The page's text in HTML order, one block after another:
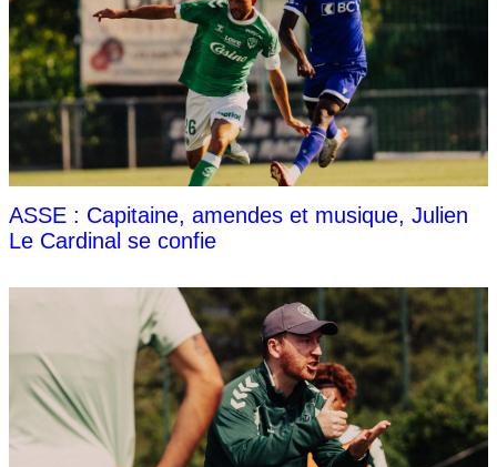
ASSE : Capitaine, amendes et musique, Julien
Le Cardinal se confie